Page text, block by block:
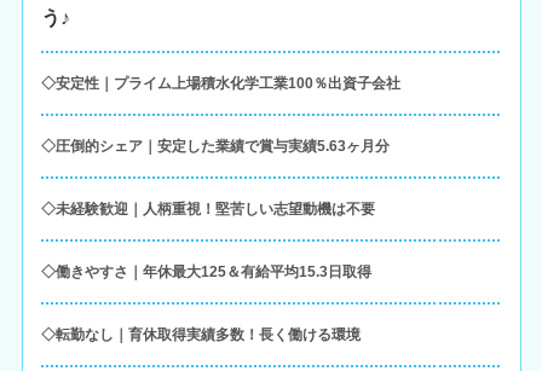
う♪
◇安定性｜プライム上場積水化学工業100％出資子会社
◇圧倒的シェア｜安定した業績で賞与実績5.63ヶ月分
◇未経験歓迎｜人柄重視！堅苦しい志望動機は不要
◇働きやすさ｜年休最大125＆有給平均15.3日取得
◇転勤なし｜育休取得実績多数！長く働ける環境